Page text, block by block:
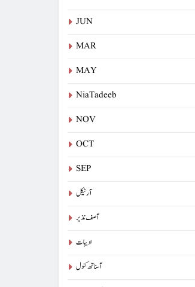
JUN
MAR
MAY
NiaTadeeb
NOV
OCT
SEP
آرٹیکل
آصف نذیر
ادیبات
آسناتھ کنول